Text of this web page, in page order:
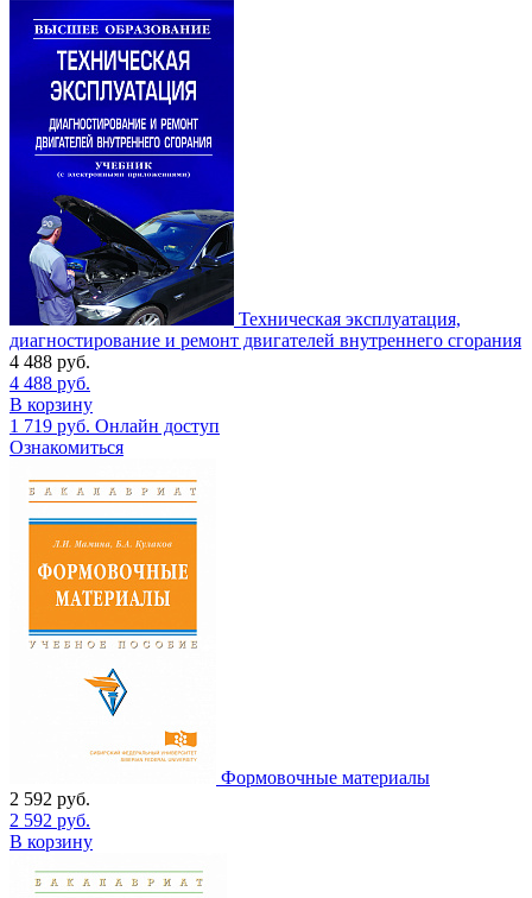
Техническая эксплуатация,
диагностирование и ремонт двигателей внутреннего сгорания
4 488 руб.
4 488 руб.
В корзину
1 719 руб. Онлайн доступ
Ознакомиться
Формовочные материалы
2 592 руб.
2 592 руб.
В корзину